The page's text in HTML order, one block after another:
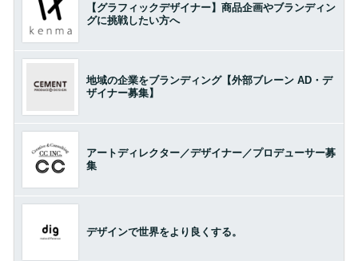
【グラフィックデザイナー】商品企画やブランディン
グに挑戦したい方へ
地域の企業をブランディング【外部ブレーン AD・デ
ザイナー募集】
アートディレクター／デザイナー／プロデューサー募
集
デザインで世界をより良くする。